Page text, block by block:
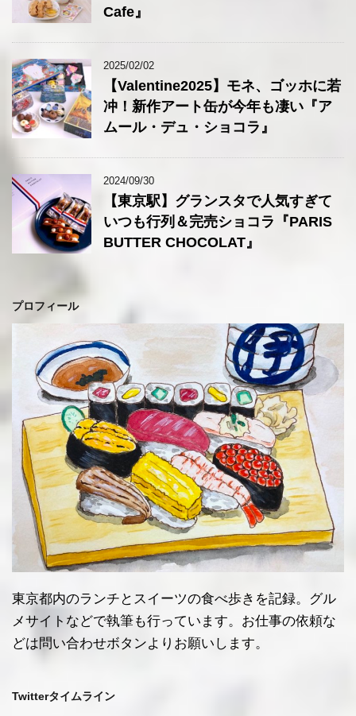
Cafe』
2025/02/02
【Valentine2025】モネ、ゴッホに若
冲！新作アート缶が今年も凄い『ア
ムール・デュ・ショコラ』
2024/09/30
【東京駅】グランスタで人気すぎて
いつも行列＆完売ショコラ『PARIS
BUTTER CHOCOLAT』
プロフィール
東京都内のランチとスイーツの食べ歩きを記録。グル
メサイトなどで執筆も行っています。お仕事の依頼な
どは問い合わせボタンよりお願いします。
Twitterタイムライン